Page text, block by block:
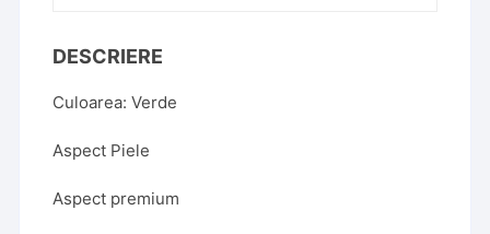
DESCRIERE
Culoarea: Verde
Aspect Piele
Aspect premium